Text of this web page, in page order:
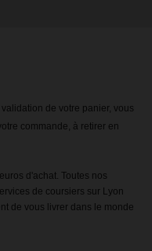
de votre panier, vous
commande, à retirer en
d'achat. Toutes nos
de coursiers sur Lyon
de vous livrer dans le monde